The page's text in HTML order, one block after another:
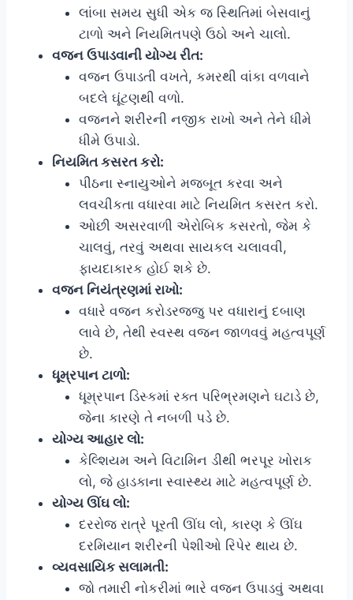
લાંબા સમય સુધી એક જ સ્થિતિમાં બેસવાનું
ટાળો અને નિયમિતપણે ઉઠો અને ચાલો.
વજન ઉપાડવાની યોગ્ય રીત:
વજન ઉપાડતી વખતે, કમરથી વાંકા વળવાને
બદલે ઘૂંટણથી વળો.
વજનને શરીરની નજીક રાખો અને તેને ધીમે
ધીમે ઉપાડો.
નિયમિત કસરત કરો:
પીઠના સ્નાયુઓને મજબૂત કરવા અને
લવચીકતા વધારવા માટે નિયમિત કસરત કરો.
ઓછી અસરવાળી એરોબિક કસરતો, જેમ કે
ચાલવું, તરવું અથવા સાયકલ ચલાવવી,
ફાયદાકારક હોઈ શકે છે.
વજન નિયંત્રણમાં રાખો:
વધારે વજન કરોડરજ્જુ પર વધારાનું દબાણ
લાવે છે, તેથી સ્વસ્થ વજન જાળવવું મહત્વપૂર્ણ
છે.
ધૂમ્રપાન ટાળો:
ધૂમ્રપાન ડિસ્કમાં રક્ત પરિભ્રમણને ઘટાડે છે,
જેના કારણે તે નબળી પડે છે.
યોગ્ય આહાર લો:
કેલ્શિયમ અને વિટામિન ડીથી ભરપૂર ખોરાક
લો, જે હાડકાના સ્વાસ્થ્ય માટે મહત્વપૂર્ણ છે.
યોગ્ય ઊંઘ લો:
દરરોજ રાત્રે પૂરતી ઊંઘ લો, કારણ કે ઊંઘ
દરમિયાન શરીરની પેશીઓ રિપેર થાય છે.
વ્યવસાયિક સલામતી:
જો તમારી નોકરીમાં ભારે વજન ઉપાડવું અથવા